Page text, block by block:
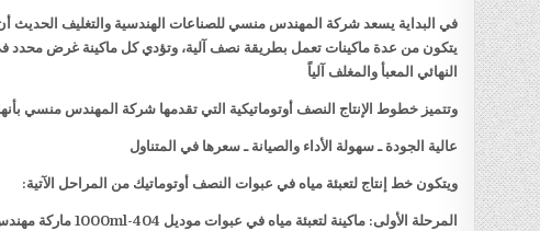
في البداية يسعد شركة المهندس منسي للصناعات الهندسية والتغليف الحديث
يتكون من عدة ماكينات تعمل بطريقة نصف آلية، وتؤدي كل ماكينة غرض محدد
النهائي المعبأ والمغلف آلياً
وتتميز خطوط الإنتاج النصف أوتوماتيكية التي تقدمها شركة المهندس منسي
عالية الجودة ـ سهولة الأداء والصيانة ـ سعرها في المتناول
ويتكون خط إنتاج لتعبئة مياه في عبوات النصف أوتوماتيك من المراحل الآتية:
المرحلة الأولى: ماكينة لتعبئة مياه في عبوات موديل 404-1000ml ماركة